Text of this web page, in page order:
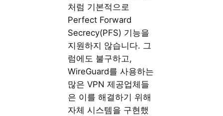
처럼 기본적으로
Perfect Forward
Secrecy(PFS) 기능을
지원하지 않습니다. 그
럼에도 불구하고,
WireGuard를 사용하는
많은 VPN 제공업체들
은 이를 해결하기 위해
자체 시스템을 구현했